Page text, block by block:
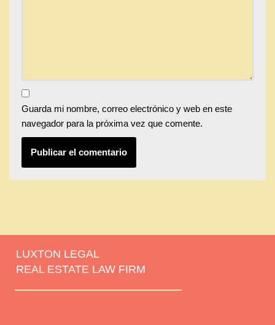
Guarda mi nombre, correo electrónico y web en este
navegador para la próxima vez que comente.
LUXTON LEGAL
REAL ESTATE LAW FIRM